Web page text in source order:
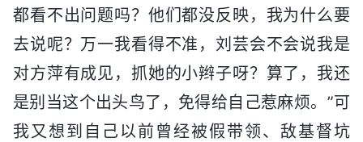
都看不出问题吗？他们都没反映，我为什么要
去说呢？万一我看得不准，刘芸会不会说我是
对方萍有成见，抓她的小辫子呀？算了，我还
是别当这个出头鸟了，免得给自己惹麻烦。”可
我又想到自己以前曾经被假带领、敌基督坑